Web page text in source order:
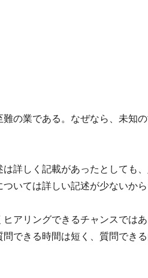
の業である。なぜなら、未知
詳しく記載があったとしても
いては詳しい記述が少ないから
アリングできるチャンスではあ
できる時間は短く、質問でき